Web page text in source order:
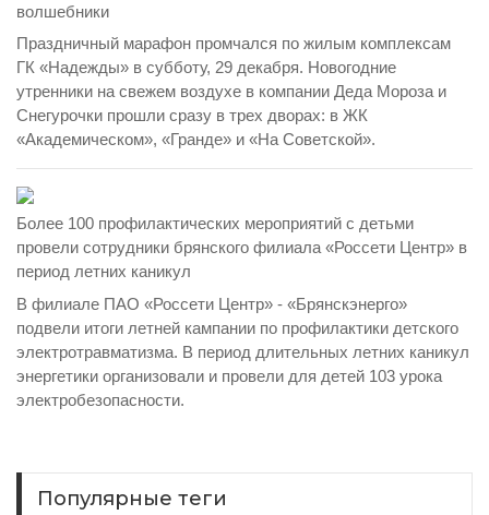
волшебники
Праздничный марафон промчался по жилым комплексам
ГК «Надежды» в субботу, 29 декабря. Новогодние
утренники на свежем воздухе в компании Деда Мороза и
Снегурочки прошли сразу в трех дворах: в ЖК
«Академическом», «Гранде» и «На Советской».
Более 100 профилактических мероприятий с детьми
провели сотрудники брянского филиала «Россети Центр» в
период летних каникул
В филиале ПАО «Россети Центр» - «Брянскэнерго»
подвели итоги летней кампании по профилактики детского
электротравматизма. В период длительных летних каникул
энергетики организовали и провели для детей 103 урока
электробезопасности.
Популярные теги